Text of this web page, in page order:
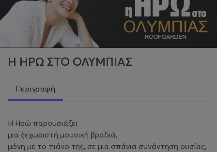
Η ΗΡΩ ΣΤΟ ΟΛΥΜΠΙΑΣ
Περιγραφή
Η Ηρώ παρουσιάζει
μια ξεχωριστή μουσική βραδιά,
μόνη με το πιάνο της, σε μια σπάνια συνάντηση ουσίας,